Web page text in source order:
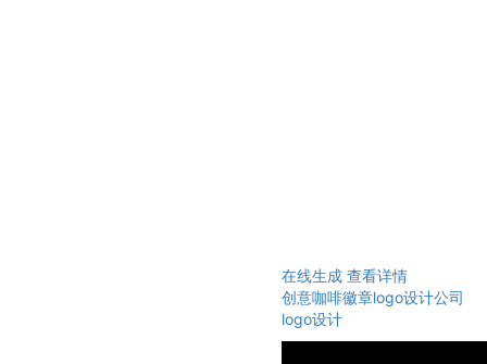
在线生成 查看详情
创意咖啡徽章logo设计公司
logo设计